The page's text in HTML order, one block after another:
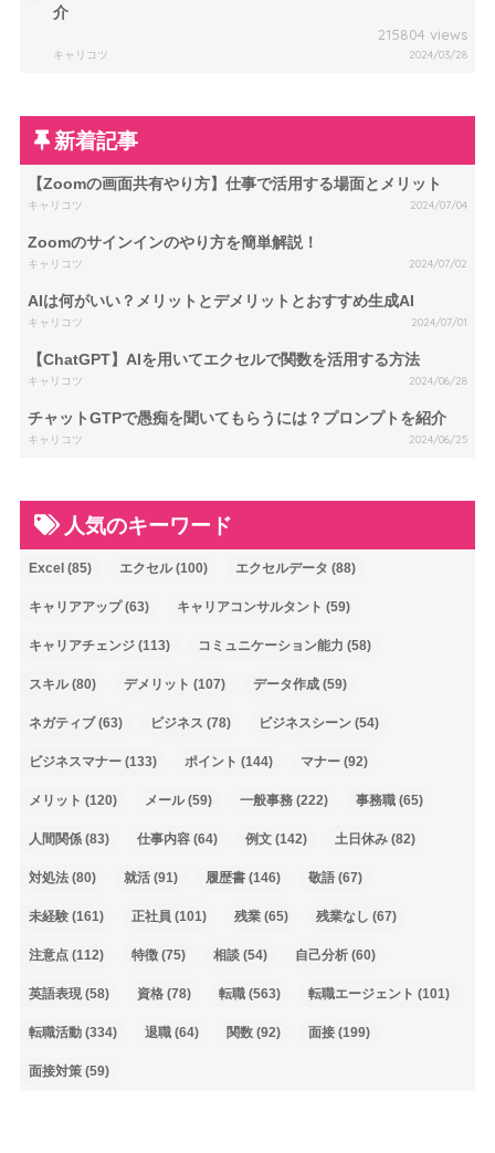
介
215804 views
キャリコツ 2024/03/28
新着記事
【Zoomの画面共有やり方】仕事で活用する場面とメリット
キャリコツ 2024/07/04
Zoomのサインインのやり方を簡単解説！
キャリコツ 2024/07/02
AIは何がいい？メリットとデメリットとおすすめ生成AI
キャリコツ 2024/07/01
【ChatGPT】AIを用いてエクセルで関数を活用する方法
キャリコツ 2024/06/28
チャットGTPで愚痴を聞いてもらうには？プロンプトを紹介
キャリコツ 2024/06/25
人気のキーワード
Excel (85) エクセル(100) エクセルデータ (88)
キャリアアップ(63) キャリアコンサルタント (59)
キャリアチェンジ(113) コミュニケーション能力 (58)
スキル(80) デメリット (107) データ作成(59)
ネガティブ(63) ビジネス (78) ビジネスシーン(54)
ビジネスマナー(133) ポイント (144) マナー(92)
メリット (120) メール(59) 一般事務(222) 事務職(65)
人間関係(83) 仕事内容(64) 例文(142) 土日休み(82)
対処法(80) 就活(91) 履歴書(146) 敬語(67)
未経験(161) 正社員 (101) 残業(65) 残業なし (67)
注意点(112) 特徴(75) 相談(54) 自己分析(60)
英語表現(58) 資格(78) 転職(563) 転職エージェント (101)
転職活動(334) 退職(64) 関数(92) 面接(199)
面接対策(59)